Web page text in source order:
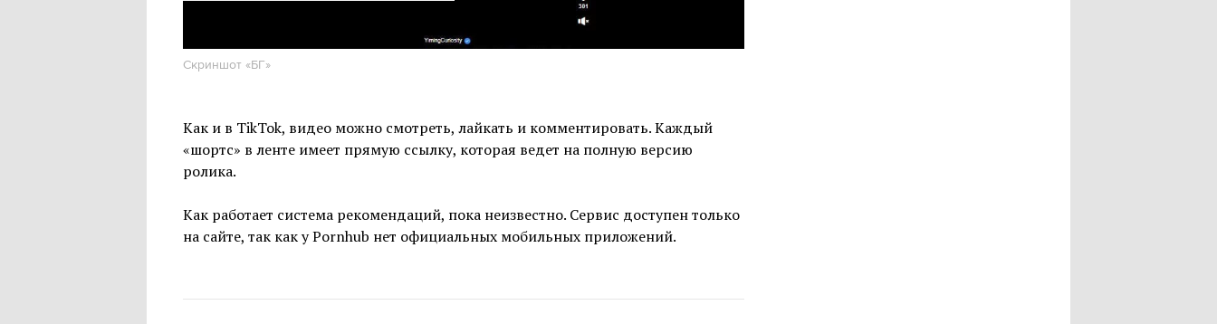
Скриншот «БГ»
Как и в TikTok, видео можно смотреть, лайкать и комментировать. Каждый
«шортс» в ленте имеет прямую ссылку, которая ведет на полную версию
ролика.
Как работает система рекомендаций, пока неизвестно. Сервис доступен только
на сайте, так как у Pornhub нет официальных мобильных приложений.